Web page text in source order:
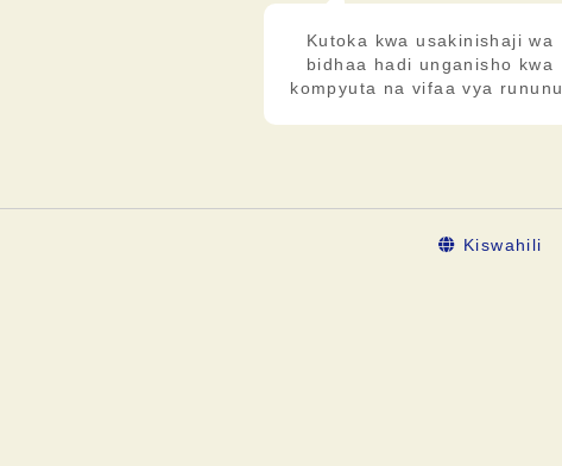
Kutoka kwa usakinishaji wa
bidhaa hadi unganisho kwa
kompyuta na vifaa vya rununu.
Kiswahili